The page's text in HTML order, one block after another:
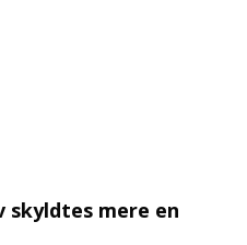
skyldtes mere en